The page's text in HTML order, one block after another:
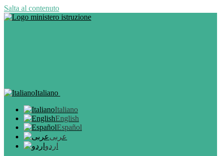
Salta al contenuto
Italiano
Italiano
English
Español
عربى
اردو